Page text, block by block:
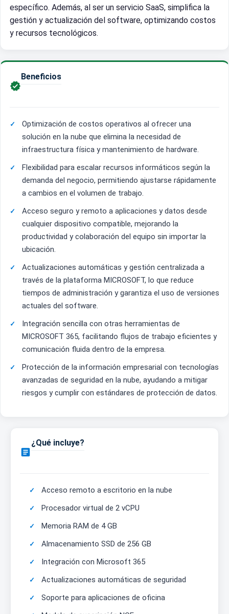
específico. Además, al ser un servicio SaaS, simplifica la
gestión y actualización del software, optimizando costos
y recursos tecnológicos.

Beneficios
Optimización de costos operativos al ofrecer una
solución en la nube que elimina la necesidad de
infraestructura física y mantenimiento de hardware.
Flexibilidad para escalar recursos informáticos según la
demanda del negocio, permitiendo ajustarse rápidamente
a cambios en el volumen de trabajo.
Acceso seguro y remoto a aplicaciones y datos desde
cualquier dispositivo compatible, mejorando la
productividad y colaboración del equipo sin importar la
ubicación.
Actualizaciones automáticas y gestión centralizada a
través de la plataforma MICROSOFT, lo que reduce
tiempos de administración y garantiza el uso de versiones
actuales del software.
Integración sencilla con otras herramientas de
MICROSOFT 365, facilitando flujos de trabajo eficientes y
comunicación fluida dentro de la empresa.
Protección de la información empresarial con tecnologías
avanzadas de seguridad en la nube, ayudando a mitigar
riesgos y cumplir con estándares de protección de datos.

¿Qué incluye?
Acceso remoto a escritorio en la nube
Procesador virtual de 2 vCPU
Memoria RAM de 4 GB
Almacenamiento SSD de 256 GB
Integración con Microsoft 365
Actualizaciones automáticas de seguridad
Soporte para aplicaciones de oficina